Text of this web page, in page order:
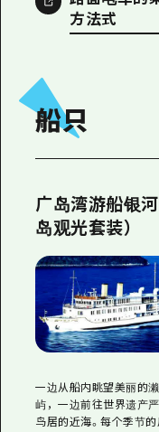
方法式
船只
广岛湾游船银河
岛观光套装）
一边从船内眺望美丽的
屿，一边前往世界遗产
鸟居的近海。每个季节